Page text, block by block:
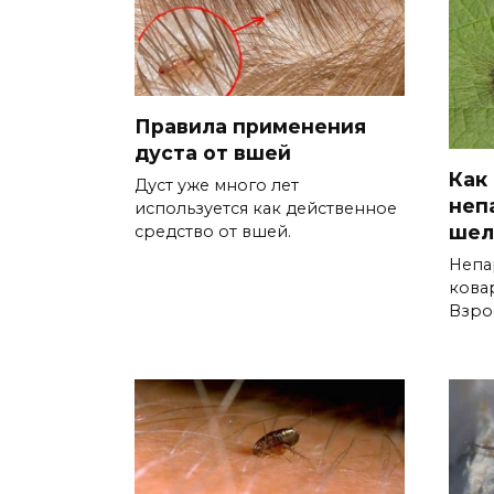
Правила применения
дуста от вшей
Дуст уже много лет
используется как действенное
средство от вшей.
Как